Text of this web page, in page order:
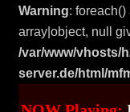
Warning:
array|object, null
/var/www/vhosts/
server.de/html/